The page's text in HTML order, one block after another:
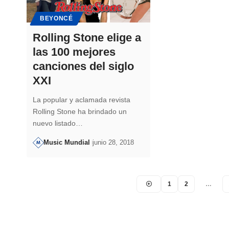
BEYONCÉ
Rolling Stone elige a
las 100 mejores
canciones del siglo
XXI
La popular y aclamada revista
Rolling Stone ha brindado un
nuevo listado…
Music Mundial junio 28, 2018
1 2 …